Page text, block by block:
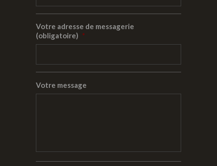
Votre adresse de messagerie
(obligatoire) *
Votre message